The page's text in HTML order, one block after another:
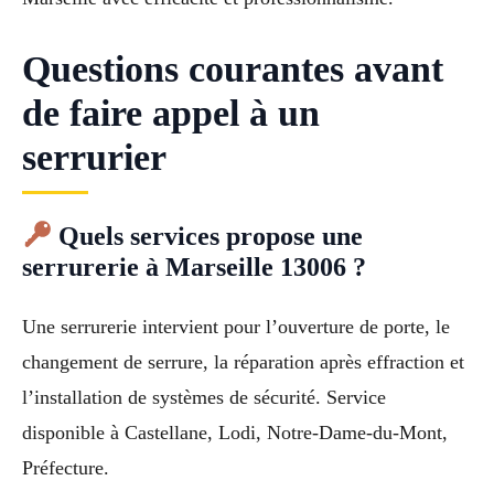
Questions courantes avant
de faire appel à un
serrurier
Quels services propose une
serrurerie à Marseille 13006 ?
Une serrurerie intervient pour l’ouverture de porte, le
changement de serrure, la réparation après effraction et
l’installation de systèmes de sécurité. Service
disponible à Castellane, Lodi, Notre-Dame-du-Mont,
Préfecture.